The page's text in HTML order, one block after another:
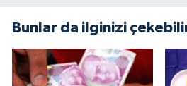
Bunlar da ilginizi